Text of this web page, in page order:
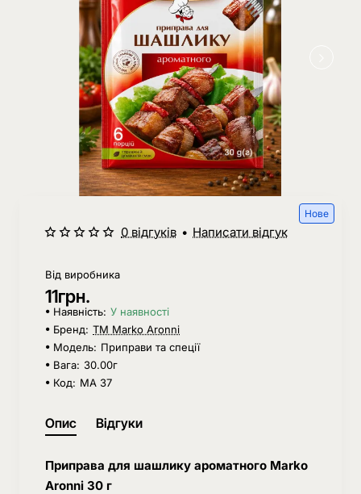
Нове
0 відгуків • Написати відгук
Від виробника
11грн.
Наявність: У наявності
Бренд: ТМ Marko Aronni
Модель: Приправи та спеції
Вага: 30.00г
Код: МА 37
Опис Відгуки
Приправа для шашлику ароматного Marko
Aronni 30 г